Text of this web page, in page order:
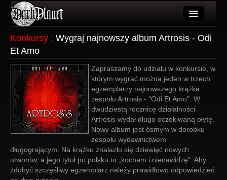
Użytkownicy
Wydarzenia
Galeria
Forum
Więcej
Login
Konkursy : Wygraj najnowszy album Artrosis - Odi
Et Amo
Zapraszamy do udziału w konkursie, w
którym wygrać można jeden w trzech
egzemplarzy najnowszego krążka
zespołu Artrosis - "Odi Et Amo". W
dwudziestą rocznicę działalności
Artrosis wydał długo oczekiwaną płytę.
Nowy album jest ósmym w dorobku
zespołu wydawnictwem
długogrającym. Na krążku znalazło się dziewięć nowych
utworów, a jego tytuł po polsku to „kocham i nienawidzę”. Aby
zdobyć szczęśliwy egzemplarz należy prawidłowo odpowiedzieć